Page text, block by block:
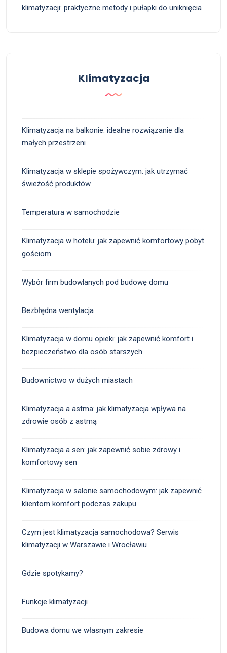
klimatyzacji: praktyczne metody i pułapki do uniknięcia
Klimatyzacja
Klimatyzacja na balkonie: idealne rozwiązanie dla
małych przestrzeni
Klimatyzacja w sklepie spożywczym: jak utrzymać
świeżość produktów
Temperatura w samochodzie
Klimatyzacja w hotelu: jak zapewnić komfortowy pobyt
gościom
Wybór firm budowlanych pod budowę domu
Bezbłędna wentylacja
Klimatyzacja w domu opieki: jak zapewnić komfort i
bezpieczeństwo dla osób starszych
Budownictwo w dużych miastach
Klimatyzacja a astma: jak klimatyzacja wpływa na
zdrowie osób z astmą
Klimatyzacja a sen: jak zapewnić sobie zdrowy i
komfortowy sen
Klimatyzacja w salonie samochodowym: jak zapewnić
klientom komfort podczas zakupu
Czym jest klimatyzacja samochodowa? Serwis
klimatyzacji w Warszawie i Wrocławiu
Gdzie spotykamy?
Funkcje klimatyzacji
Budowa domu we własnym zakresie